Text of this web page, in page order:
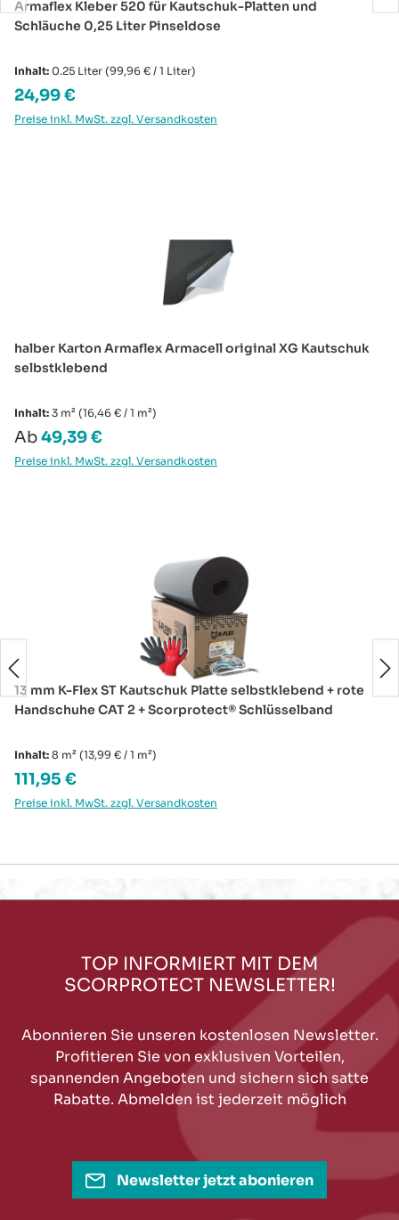
Armaflex Kleber 520 für Kautschuk-Platten und
Schläuche 0,25 Liter Pinseldose
Inhalt: 0.25 Liter (99,96 € / 1 Liter)
Regulärer Preis:
24,99 €
Preise inkl. MwSt. zzgl. Versandkosten
halber Karton Armaflex Armacell original XG Kautschuk
selbstklebend
Inhalt: 3 m² (16,46 € / 1 m²)
Regulärer Preis:
Ab49,39 €
Preise inkl. MwSt. zzgl. Versandkosten
13 mm K-Flex ST Kautschuk Platte selbstklebend + rote
Handschuhe CAT 2 + Scorprotect® Schlüsselband
Inhalt: 8 m² (13,99 € / 1 m²)
Regulärer Preis:
111,95 €
Preise inkl. MwSt. zzgl. Versandkosten
TOP INFORMIERT MIT DEM
SCORPROTECT NEWSLETTER!
Abonnieren Sie unseren kostenlosen Newsletter.
Profitieren Sie von exklusiven Vorteilen,
spannenden Angeboten und sichern sich satte
Rabatte. Abmelden ist jederzeit möglich
Newsletter jetzt abonieren